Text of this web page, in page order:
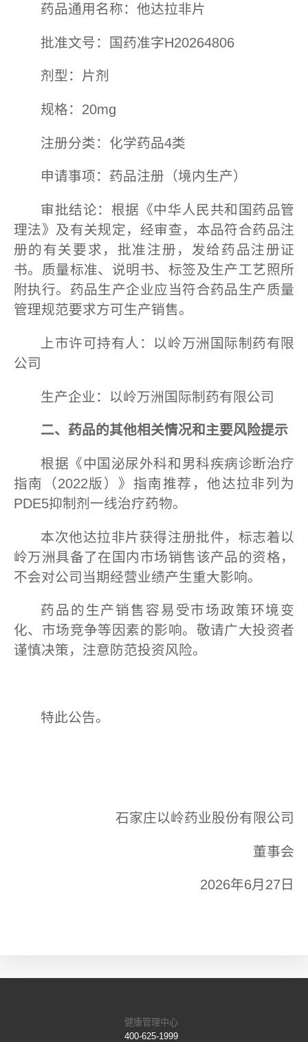
药品通用名称：他达拉非片
批准文号：国药准字H20264806
剂型：片剂
规格：20mg
注册分类：化学药品4类
申请事项：药品注册（境内生产）
审批结论：根据《中华人民共和国药品管
理法》及有关规定，经审查，本品符合药品注
册的有关要求，批准注册，发给药品注册证
书。质量标准、说明书、标签及生产工艺照所
附执行。药品生产企业应当符合药品生产质量
管理规范要求方可生产销售。
上市许可持有人：以岭万洲国际制药有限
公司
生产企业：以岭万洲国际制药有限公司
二、药品的其他相关情况和主要风险提示
根据《中国泌尿外科和男科疾病诊断治疗
指南（2022版）》指南推荐，他达拉非列为
PDE5抑制剂一线治疗药物。
本次他达拉非片获得注册批件，标志着以
岭万洲具备了在国内市场销售该产品的资格，
不会对公司当期经营业绩产生重大影响。
药品的生产销售容易受市场政策环境变
化、市场竞争等因素的影响。敬请广大投资者
谨慎决策，注意防范投资风险。
特此公告。
石家庄以岭药业股份有限公司
董事会
2026年6月27日
健康管理中心
400-625-1999